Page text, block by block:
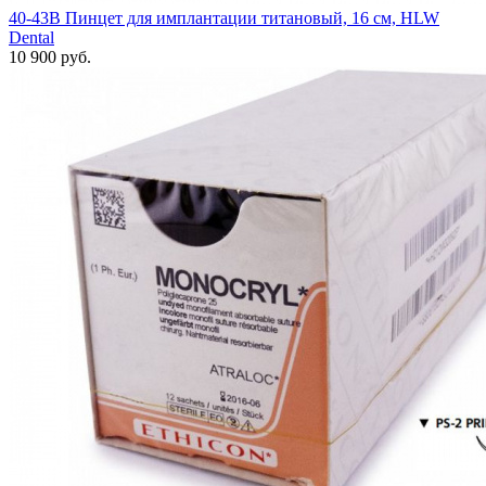
40-43B Пинцет для имплантации титановый, 16 см, HLW
Dental
10 900 руб.